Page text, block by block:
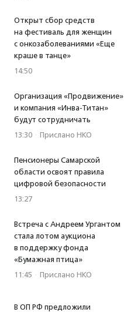
Открыт сбор средств
на фестиваль для женщин
с онкозаболеваниями «Еще
краше в танце»
14:50
Организация «Продвижение»
и компания «Инва-Титан»
будут сотрудничать
13:30 · Прислано НКО
Пенсионеры Самарской
области освоят правила
цифровой безопасности
13:27
Встреча с Андреем Ургантом
стала лотом аукциона
в поддержку фонда
«Бумажная птица»
11:45 · Прислано НКО
В ОП РФ предложили